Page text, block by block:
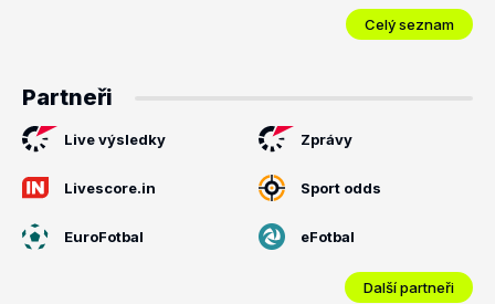
Celý seznam
Partneři
Live výsledky Zprávy
Livescore.in Sport odds
EuroFotbal eFotbal
Další partneři